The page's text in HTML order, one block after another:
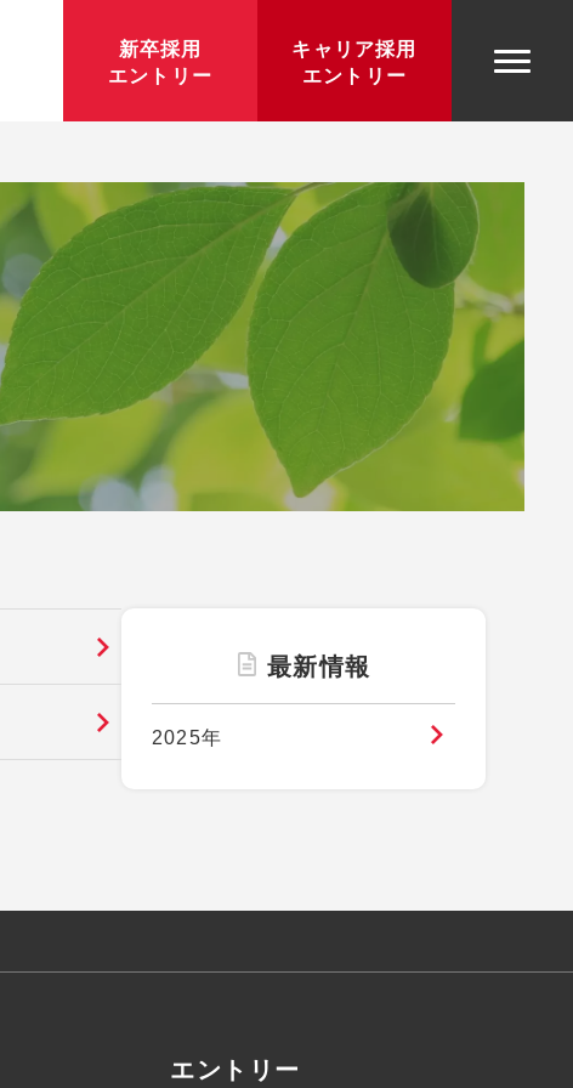
新卒採用
エントリー
キャリア採用
エントリー
最新情報
2025年
エントリー